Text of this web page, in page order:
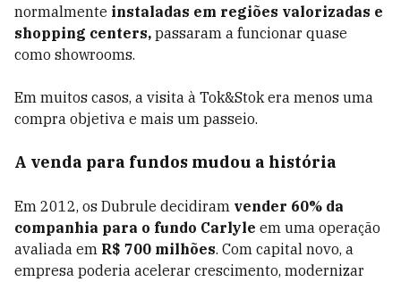
normalmente instaladas em regiões valorizadas e
shopping centers, passaram a funcionar quase
como showrooms.
Em muitos casos, a visita à Tok&Stok era menos uma
compra objetiva e mais um passeio.
A venda para fundos mudou a história
Em 2012, os Dubrule decidiram vender 60% da
companhia para o fundo Carlyle em uma operação
avaliada em R$ 700 milhões. Com capital novo, a
empresa poderia acelerar crescimento, modernizar